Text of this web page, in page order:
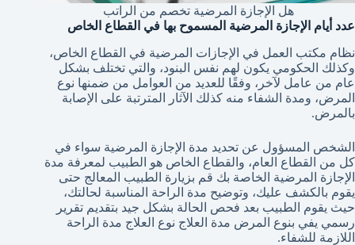
هل الإجازة المرضية تخصم من الراتب
عدد أيام الإجازة المرضية المسموح بها في القطاع الخاص
نظام مكتب العمل في الإجازات المرضية في القطاع الخاص،
وكذلك الحكومي يكون لهم نفس البنود، والتي تختلف بشكل
عام من عامل لآخر، وفقًا للعديد من العوامل من ضمنها نوع
المرض، ومدة الشفاء منه كذلك الآثار المترتبة على الإصابة
بالمرض.
الشخص المسؤول عن تحديد مدة الإجازة المرضية سواء في
كل من القطاع العام، والقطاع الخاص هو الطبيب لمعرفة مدة
الإجازة المرضية الخاصة بك قم بزيارة الطبيب المعالج حتى
يقوم بالكشف عليك، وتوضيح مدة الراحة المناسبة لحالتك،
حيث يقوم الطبيب بعد فحص الحالة بشكل جيد بتقديم تقرير
رسمي يفي بنوع المرض مدة العلاج نوع العلاج مدة الراحة
اللازمة للشفاء.